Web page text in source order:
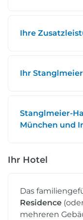
Ihre
Ihr
Stanglmeier-
München und
Ihr Hotel
Das
Residence
mehreren